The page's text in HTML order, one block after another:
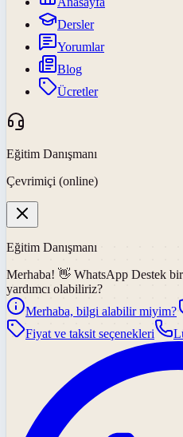
Dersler
Yorumlar
Blog
Ücretler
Eğitim Danışmanı
Çevrimiçi (online)
Eğitim Danışmanı
Merhaba! 👋 WhatsApp Destek
yardımcı olabiliriz?
Merhaba, bilgi alabilir miyim?
Fiyat ve taksit seçenekleri